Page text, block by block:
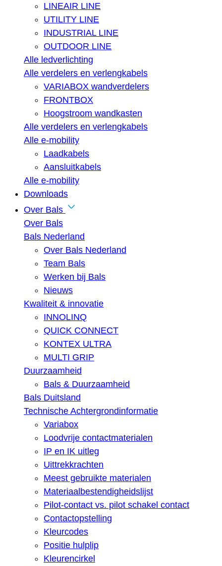
LINEAIR LINE
UTILITY LINE
INDUSTRIAL LINE
OUTDOOR LINE
Alle ledverlichting
Alle verdelers en verlengkabels
VARIABOX wandverdelers
FRONTBOX
Hoogstroom wandkasten
Alle verdelers en verlengkabels
Alle e-mobility
Laadkabels
Aansluitkabels
Alle e-mobility
Downloads
Over Bals
Over Bals
Bals Nederland
Over Bals Nederland
Team Bals
Werken bij Bals
Nieuws
Kwaliteit & innovatie
INNOLINQ
QUICK CONNECT
KONTEX ULTRA
MULTI GRIP
Duurzaamheid
Bals & Duurzaamheid
Bals Duitsland
Technische Achtergrondinformatie
Variabox
Loodvrije contactmaterialen
IP en IK uitleg
Uittrekkrachten
Meest gebruikte materialen
Materiaalbestendigheidslijst
Pilot-contact vs. pilot schakel contact
Contactopstelling
Kleurcodes
Positie hulplip
Kleurencirkel